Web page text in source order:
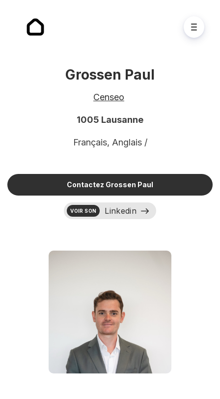
Grossen Paul
Censeo
1005 Lausanne
Français, Anglais /
Contactez Grossen Paul
VOIR SON Linkedin